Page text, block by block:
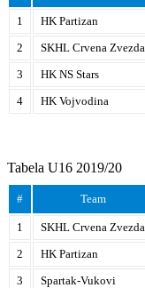
1 HK Partizan
2
SKHL Crvena Zvezda
3
HK NS Stars
4
HK Vojvodina
Tabela U16 2019/20
# Team
1 SKHL Crvena Zvezda
2
HK Partizan
3
Spartak-Vukovi